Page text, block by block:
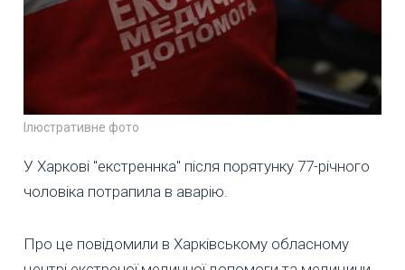
Ілюстративне фото
У Харкові "екстреннка" після порятунку 77-річного
чоловіка потрапила в аварію.
Про це повідомили в Харківському обласному